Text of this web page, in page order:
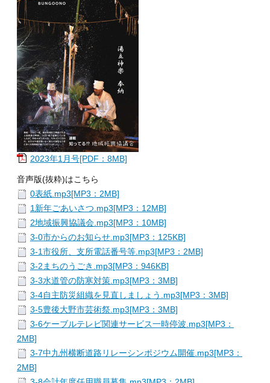
2023年1月号[PDF：8MB]
音声版(抜粋)はこちら
0表紙.mp3[MP3：2MB]
1新年ごあいさつ.mp3[MP3：12MB]
2地域振興協議会.mp3[MP3：10MB]
3-0市からのお知らせ.mp3[MP3：125KB]
3-1市役所、支所電話番号等.mp3[MP3：2MB]
3-2まちのうごき.mp3[MP3：946KB]
3-3水道管の防寒対策.mp3[MP3：3MB]
3-4自主防災組織を見直しましょう.mp3[MP3：3MB]
3-5豊後大野市芸術祭.mp3[MP3：3MB]
3-6ケーブルテレビ関連サービス一時停波.mp3[MP3：
2MB]
3-7中九州横断道路リレーシンポジウム開催.mp3[MP3：
2MB]